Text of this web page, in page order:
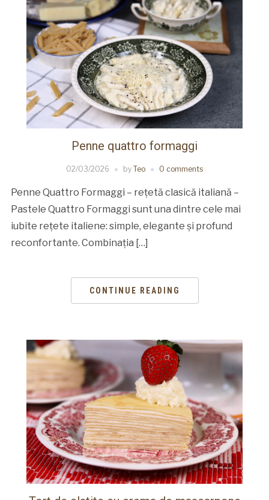
Penne quattro formaggi
02/03/2026 by Teo 0 comments
Penne Quattro Formaggi – rețetă clasică italiană –
Pastele Quattro Formaggi sunt una dintre cele mai
iubite rețete italiene: simple, elegante și profund
reconfortante. Combinația […]
CONTINUE READING